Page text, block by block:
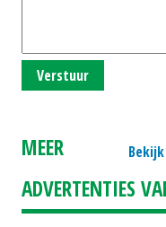
Verstuur
MEER
ADVERTENTIES